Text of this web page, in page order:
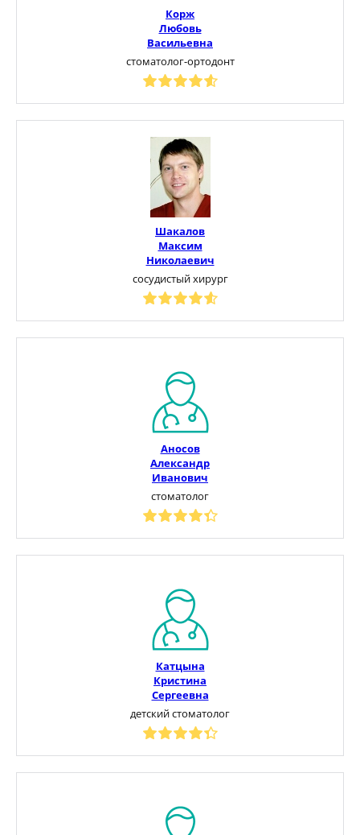
Корж
Любовь
Васильевна
стоматолог-ортодонт
Шакалов
Максим
Николаевич
сосудистый хирург
Аносов
Александр
Иванович
стоматолог
Катцына
Кристина
Сергеевна
детский стоматолог